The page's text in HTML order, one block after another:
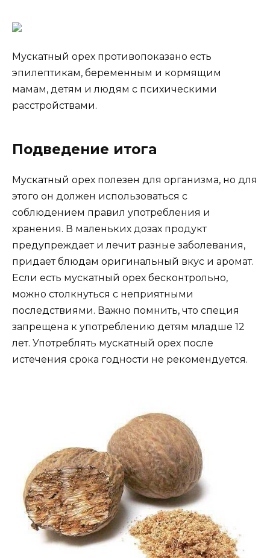
Мускатный орех противопоказано есть
эпилептикам, беременным и кормящим
мамам, детям и людям с психическими
расстройствами.
Подведение итога
Мускатный орех полезен для организма, но для
этого он должен использоваться с
соблюдением правил употребления и
хранения. В маленьких дозах продукт
предупреждает и лечит разные заболевания,
придает блюдам оригинальный вкус и аромат.
Если есть мускатный орех бесконтрольно,
можно столкнуться с неприятными
последствиями. Важно помнить, что специя
запрещена к употреблению детям младше 12
лет. Употреблять мускатный орех после
истечения срока годности не рекомендуется.